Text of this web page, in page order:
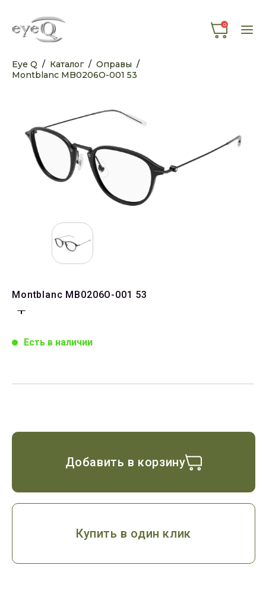
0
Eye Q / Каталог/ Оправы /
Montblanc MB0206O-001 53
Montblanc MB0206O-001 53
Есть в наличии
Добавить в корзину
Купить в один клик